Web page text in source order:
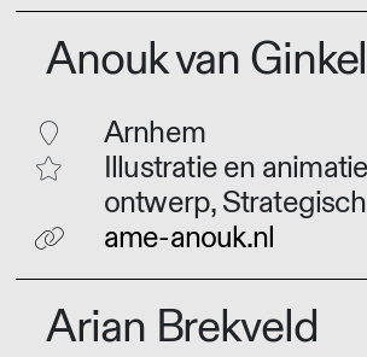
Anouk van Ginkel
Arnhem
Illustratie en
ontwerp,
ame-anouk.nl
Arian Brekveld